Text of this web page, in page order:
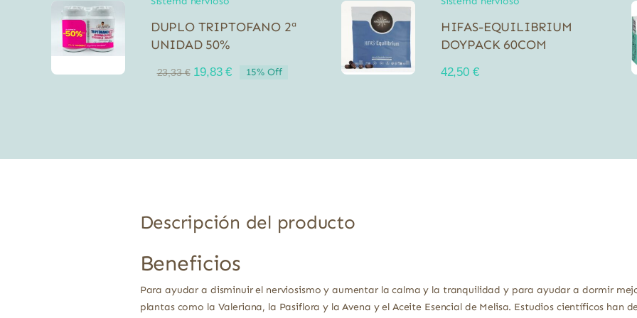
DUPLO TRIPTOFANO 2ª
UNIDAD 50%
23,33€ El
19,83€El
15% Off
HIFAS-EQUILIBRIUM
DOYPACK 60COM
42,50 €
Descripción del producto
Beneficios
Para ayudar a disminuir el nerviosismo y aumentar la calma y la tranquilidad y para ayudar a dormir
plantas como la Valeriana, la Pasiflora y la Avena y el Aceite Esencial de Melisa. Estudios científicos han